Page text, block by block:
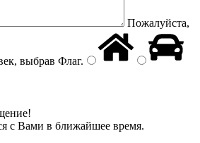
Пожалуйста,
выбрав Флаг.
с Вами в ближайшее время.